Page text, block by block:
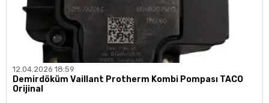
12.04.2026 18:59
Demirdöküm Vaillant Protherm Kombi Pompası TACO
Orijinal